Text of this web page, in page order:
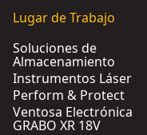
Lugar de Trabajo
Soluciones de
Almacenamiento
Instrumentos Láser
Perform & Protect
Ventosa Electrónica
GRABO XR 18V